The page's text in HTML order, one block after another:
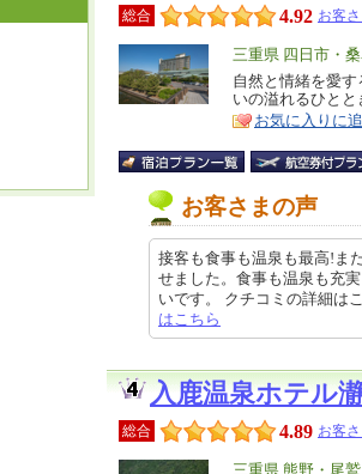
総合 4.92 お客
エ
リ
ア
三重県 四日市・
特
徴
自然と情緒を愛
いの溢れるひと
お気に入りに
お客さまの声
接客も食事も温泉も最高!ま
せました。食事も温泉も充
いです。 クチコミの詳細
はこちら
入鹿温泉ホテル
総合 4.89 お客
三重県 熊野・尾